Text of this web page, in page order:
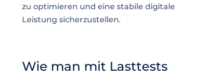
zu optimieren und eine stabile digitale
Leistung sicherzustellen.
Wie man mit Lasttests